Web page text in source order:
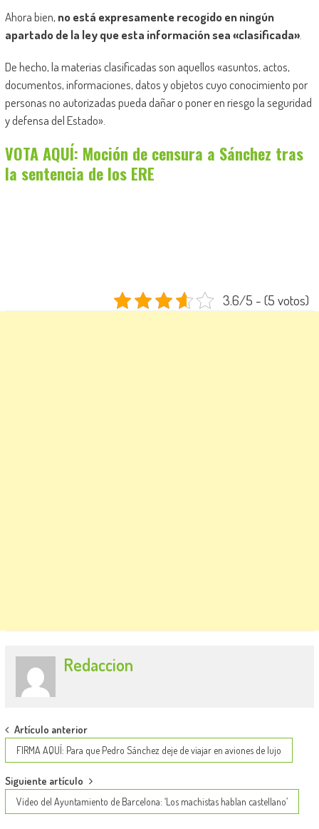
Ahora bien, no está expresamente recogido en ningún
apartado de la ley que esta información sea «clasificada».
De hecho, la materias clasificadas son aquellos «asuntos, actos,
documentos, informaciones, datos y objetos cuyo conocimiento por
personas no autorizadas pueda dañar o poner en riesgo la seguridad
y defensa del Estado».
VOTA AQUÍ: Moción de censura a Sánchez tras
la sentencia de los ERE
3.6/5 - (5 votos)
Redaccion
Post
navigation
Artículo anterior
FIRMA AQUÍ: Para que Pedro Sánchez deje de viajar en aviones de lujo
Siguiente artículo
Vídeo del Ayuntamiento de Barcelona: ‘Los machistas hablan castellano’